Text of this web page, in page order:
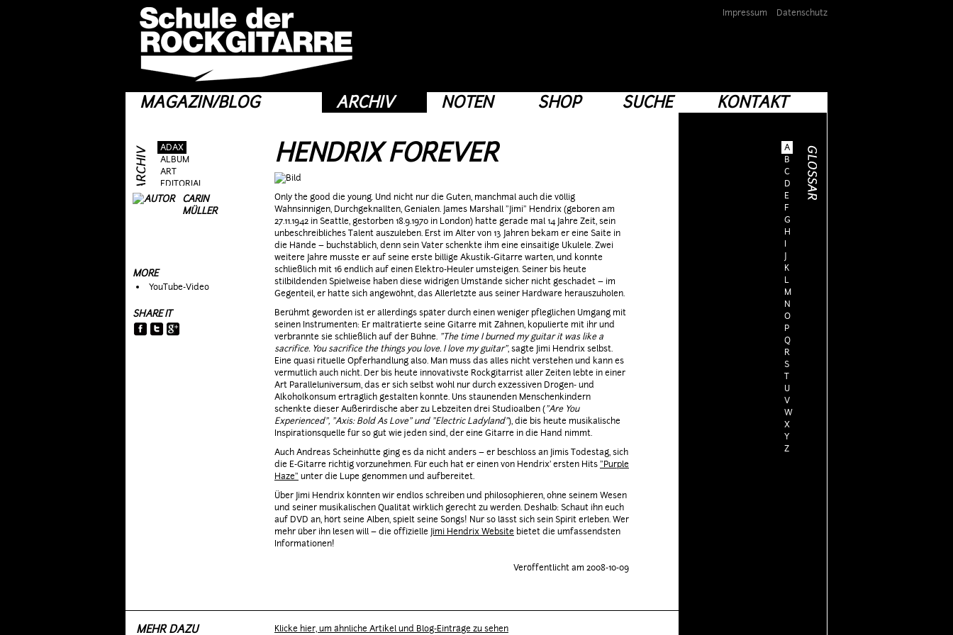
Impressum Datenschutz
MAGAZIN/BLOG ARCHIV NOTEN SHOP SUCHE KONTAKT
ADAX
ALBUM
ART
EDITORIAL
FRAG AS
TALK
WEIRD STUFF
YOUNG 'N WILD
HENDRIX FOREVER
CARIN
MÜLLER
MORE
YouTube-Video
SHARE IT
Only the good die young. Und nicht nur die Guten, manchmal auch die völlig
Wahnsinnigen, Durchgeknallten, Genialen. James Marshall "Jimi" Hendrix (geboren am
27.11.1942 in Seattle, gestorben 18.9.1970 in London) hatte gerade mal 14 Jahre Zeit, sein
unbeschreibliches Talent auszuleben. Erst im Alter von 13 Jahren bekam er eine Saite in
die Hände – buchstäblich, denn sein Vater schenkte ihm eine einsaitige Ukulele. Zwei
weitere Jahre musste er auf seine erste billige Akustik-Gitarre warten, und konnte
schließlich mit 16 endlich auf einen Elektro-Heuler umsteigen. Seiner bis heute
stilbildenden Spielweise haben diese widrigen Umstände sicher nicht geschadet – im
Gegenteil, er hatte sich angewöhnt, das Allerletzte aus seiner Hardware herauszuholen.
Berühmt geworden ist er allerdings später durch einen weniger pfleglichen Umgang mit
seinen Instrumenten: Er malträtierte seine Gitarre mit Zähnen, kopulierte mit ihr und
verbrannte sie schließlich auf der Bühne. "The time I burned my guitar it was like a
sacrifice. You sacrifice the things you love. I love my guitar", sagte Jimi Hendrix selbst.
Eine quasi rituelle Opferhandlung also. Man muss das alles nicht verstehen und kann es
vermutlich auch nicht. Der bis heute innovativste Rockgitarrist aller Zeiten lebte in einer
Art Paralleluniversum, das er sich selbst wohl nur durch exzessiven Drogen- und
Alkoholkonsum erträglich gestalten konnte. Uns staunenden Menschenkindern
schenkte dieser Außerirdische aber zu Lebzeiten drei Studioalben ("Are You
Experienced", "Axis: Bold As Love" und "Electric Ladyland"), die bis heute musikalische
Inspirationsquelle für so gut wie jeden sind, der eine Gitarre in die Hand nimmt.
Auch Andreas Scheinhütte ging es da nicht anders – er beschloss an Jimis Todestag, sich
die E-Gitarre richtig vorzunehmen. Für euch hat er einen von Hendrix' ersten Hits"Purple
Haze" unter die Lupe genommen und aufbereitet.
Über Jimi Hendrix könnten wir endlos schreiben und philosophieren, ohne seinem Wesen
und seiner musikalischen Qualität wirklich gerecht zu werden. Deshalb: Schaut ihn euch
auf DVD an, hört seine Alben, spielt seine Songs! Nur so lässt sich sein Spirit erleben. Wer
mehr über ihn lesen will – die offizielle Jimi Hendrix Website bietet die umfassendsten
Informationen!
Veröffentlicht am 2008-10-09
MEHR DAZU Klicke hier, um ähnliche Artikel und Blog-Einträge zu sehen
A
B
C
D
E
F
G
H
I
J
K
L
M
N
O
P
Q
R
S
T
U
V
W
X
Y
Z